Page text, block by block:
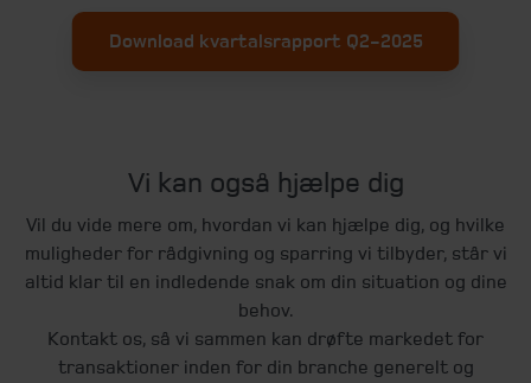
Download kvartalsrapport Q2-2025
Vi kan også hjælpe dig
Vil du vide mere om, hvordan vi kan hjælpe dig, og hvilke
muligheder for rådgivning og sparring vi tilbyder, står vi
altid klar til en indledende snak om din situation og dine
behov.
Kontakt os, så vi sammen kan drøfte markedet for
transaktioner inden for din branche generelt og